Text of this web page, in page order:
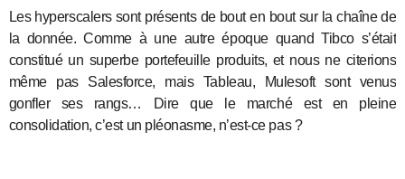
Les hyperscalers sont présents de bout en bout sur la chaîne de
la donnée. Comme à une autre époque quand Tibco s’était
constitué un superbe portefeuille produits, et nous ne citerions
même pas Salesforce, mais Tableau, Mulesoft sont venus
gonfler ses rangs… Dire que le marché est en pleine
consolidation, c’est un pléonasme, n’est-ce pas ?